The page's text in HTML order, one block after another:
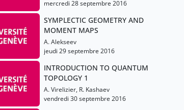
mercredi 28 septembre 2016
SYMPLECTIC GEOMETRY AND
MOMENT MAPS
A. Alekseev
jeudi 29 septembre 2016
INTRODUCTION TO QUANTUM
TOPOLOGY 1
A. Virelizier, R. Kashaev
vendredi 30 septembre 2016